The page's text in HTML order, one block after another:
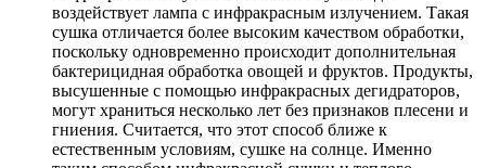
воздействует лампа с инфракрасным излучением. Такая
сушка отличается более высоким качеством обработки,
поскольку одновременно происходит дополнительная
бактерицидная обработка овощей и фруктов. Продукты,
высушенные с помощью инфракрасных дегидраторов,
могут храниться несколько лет без признаков плесени и
гниения. Считается, что этот способ ближе к
естественным условиям, сушке на солнце. Именно